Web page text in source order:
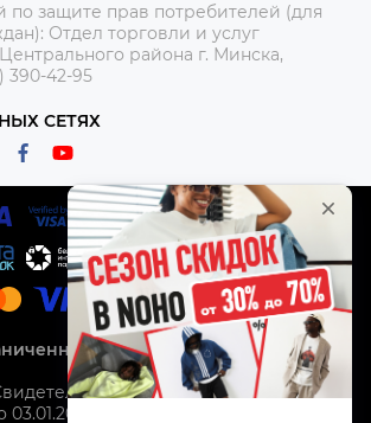
защите прав потребителей (для
Отдел торговли и услуг
района г. Минска,
390-42-95
СЕТЯХ
ответственностью “Нохо
о гос. регистрации №